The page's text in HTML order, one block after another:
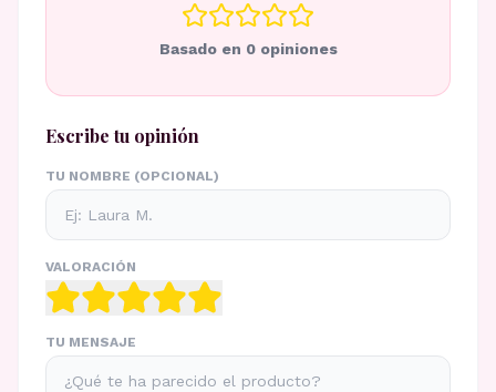
Basado en 0opiniones
Escribe tu opinión
TU NOMBRE (OPCIONAL)
VALORACIÓN
TU MENSAJE